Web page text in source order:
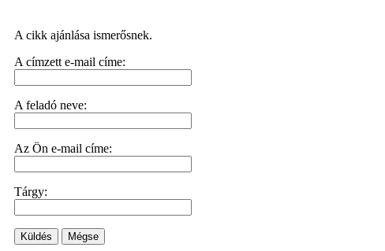
A cikk ajánlása ismerősnek.
A címzett e-mail címe:
A feladó neve:
Az Ön e-mail címe:
Tárgy:
Küldés Mégse